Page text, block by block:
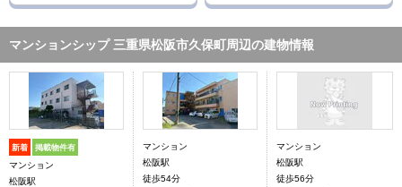
マンションシップ 三重県松阪市久保町周辺の建物情報
新着 掲載物件有
マンション
松阪駅
マンション
松阪駅
徒歩54分
マンション
松阪駅
徒歩56分